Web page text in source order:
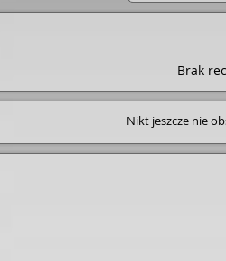
Brak
Nikt jeszcze nie